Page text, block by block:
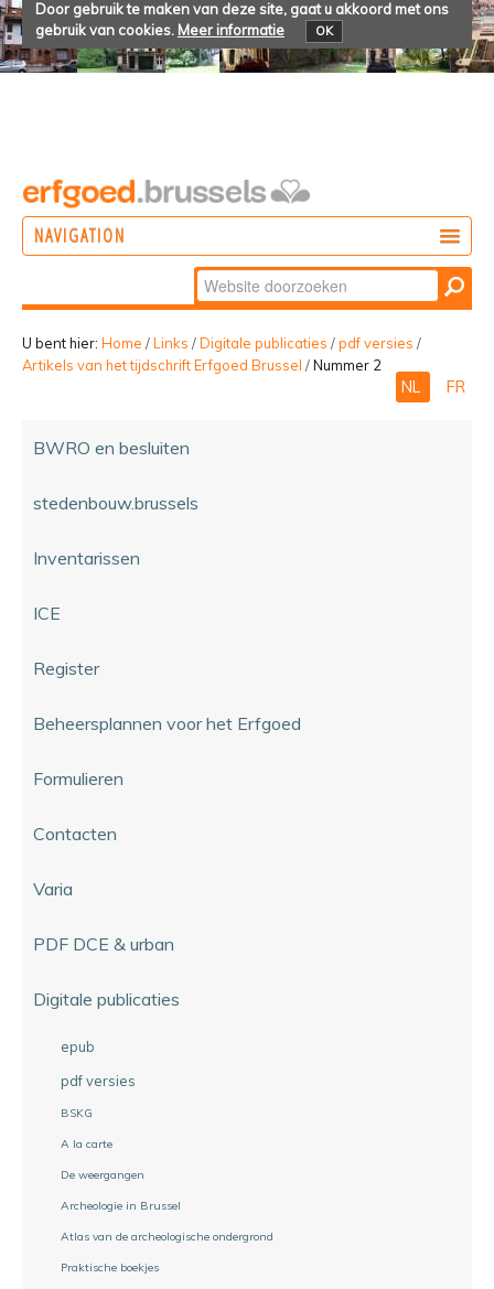
Door gebruik te maken van deze site, gaat u akkoord met ons
gebruik van cookies. Meer informatie OK
NAVIGATION
BELEVEN
Zoek
Geavanceerd
zoeken...
U bent hier: Home /Links /Digitale publicaties /pdf versies /
Artikels van het tijdschrift Erfgoed Brussel /Nummer 2
NL FR
BWRO en besluiten
stedenbouw.brussels
Inventarissen
ICE
Register
Beheersplannen voor het Erfgoed
Formulieren
Contacten
Varia
PDF DCE & urban
Digitale publicaties
epub
pdf versies
BSKG
A la carte
De weergangen
Archeologie in Brussel
Atlas van de archeologische ondergrond
Praktische boekjes